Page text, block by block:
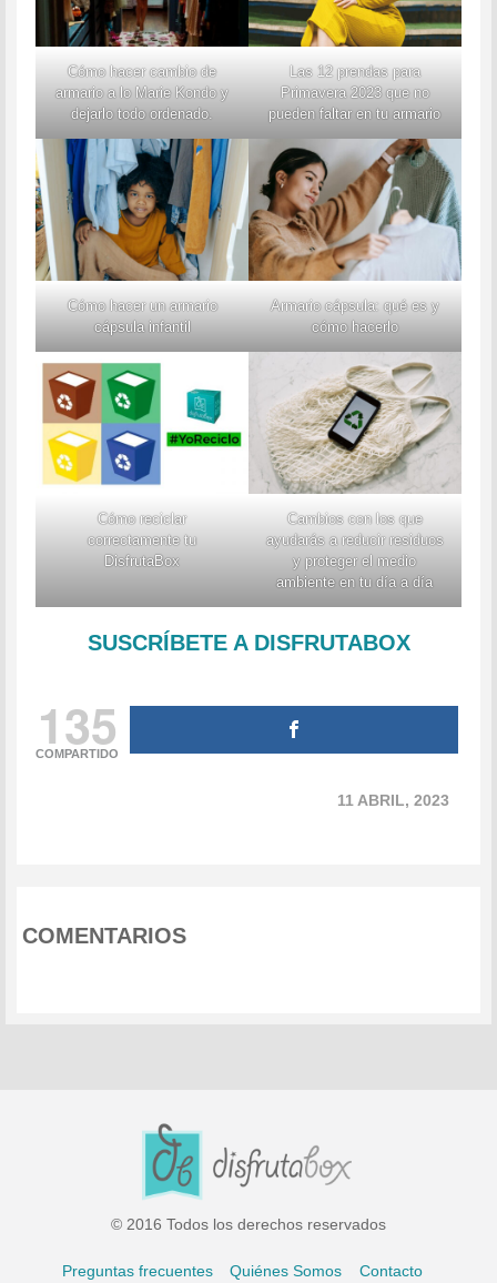
Cómo hacer cambio de
armario a lo Marie Kondo y
dejarlo todo ordenado.
Las 12 prendas para
Primavera 2023 que no
pueden faltar en tu armario
Cómo hacer un armario
cápsula infantil
Armario cápsula: qué es y
cómo hacerlo
Cómo reciclar
correctamente tu
DisfrutaBox
Cambios con los que
ayudarás a reducir residuos
y proteger el medio
ambiente en tu día a día
SUSCRÍBETE A DISFRUTABOX
135
COMPARTIDO
11 ABRIL, 2023
COMENTARIOS
© 2016 Todos los derechos reservados
Preguntas frecuentes Quiénes Somos Contacto